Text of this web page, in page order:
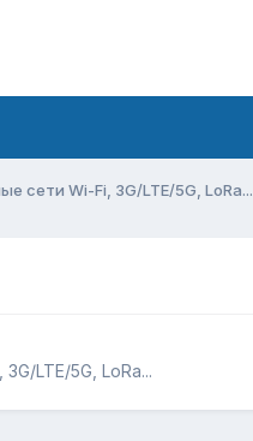
сети Wi-Fi, 3G/LTE/5G, LoRa...
LTE/5G, LoRa...